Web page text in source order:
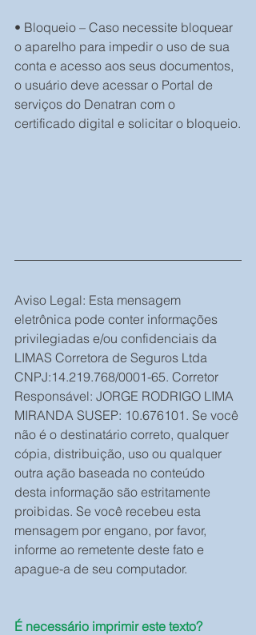
• Bloqueio – Caso necessite bloquear
o aparelho para impedir o uso de sua
conta e acesso aos seus documentos,
o usuário deve acessar o Portal de
serviços do Denatran com o
certificado digital e solicitar o bloqueio.
Aviso Legal: Esta mensagem
eletrônica pode conter informações
privilegiadas e/ou confidenciais da
LIMAS Corretora de Seguros Ltda
CNPJ:14.219.768/0001-65. Corretor
Responsável: JORGE RODRIGO LIMA
MIRANDA SUSEP: 10.676101. Se você
não é o destinatário correto, qualquer
cópia, distribuição, uso ou qualquer
outra ação baseada no conteúdo
desta informação são estritamente
proibidas. Se você recebeu esta
mensagem por engano, por favor,
informe ao remetente deste fato e
apague-a de seu computador.
É necessário imprimir este texto?